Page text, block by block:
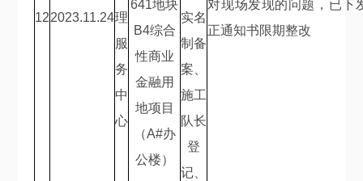
122023.11.24理
服
务
中
心
641地块
B4综合
性商业
金融用
地项目
（A#办
公楼）
实名
制备
案、
施工
队长
登
记、
对现场发现的问题，已下
正通知书限期整改